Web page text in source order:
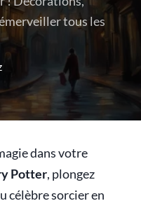
tous les
dans votre
Potter, plongez
célèbre sorcier en